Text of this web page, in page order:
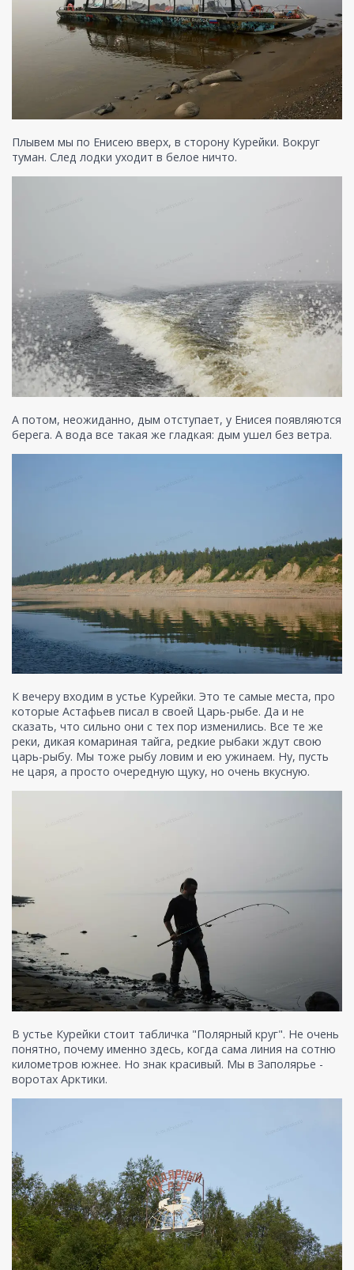
Плывем мы по Енисею вверх, в сторону Курейки. Вокруг
туман. След лодки уходит в белое ничто.
А потом, неожиданно, дым отступает, у Енисея появляются
берега. А вода все такая же гладкая: дым ушел без ветра.
К вечеру входим в устье Курейки. Это те самые места, про
которые Астафьев писал в своей Царь-рыбе. Да и не
сказать, что сильно они с тех пор изменились. Все те же
реки, дикая комариная тайга, редкие рыбаки ждут свою
царь-рыбу. Мы тоже рыбу ловим и ею ужинаем. Ну, пусть
не царя, а просто очередную щуку, но очень вкусную.
В устье Курейки стоит табличка "Полярный круг". Не очень
понятно, почему именно здесь, когда сама линия на сотню
километров южнее. Но знак красивый. Мы в Заполярье -
воротах Арктики.